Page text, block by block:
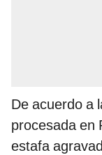
De acuerdo a
procesada en
estafa